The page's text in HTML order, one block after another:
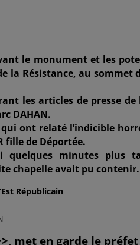
le monument et les
la Résistance, au sommet
les articles de presse de
DAHAN.
ont relaté l’indicible
fille de Déportée.
minutes plus
chapelle avait pu contenir.
Républicain
met en garde le